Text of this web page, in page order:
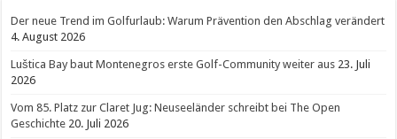
Der neue Trend im Golfurlaub: Warum Prävention den Abschlag verändert
4. August 2026
Luštica Bay baut Montenegros erste Golf-Community weiter aus 23. Juli
2026
Vom 85. Platz zur Claret Jug: Neuseeländer schreibt bei The Open
Geschichte 20. Juli 2026